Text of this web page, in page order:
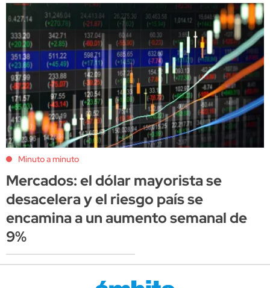
Minuto a minuto
Mercados: el dólar mayorista se
desacelera y el riesgo país se
encamina a un aumento semanal de
9%